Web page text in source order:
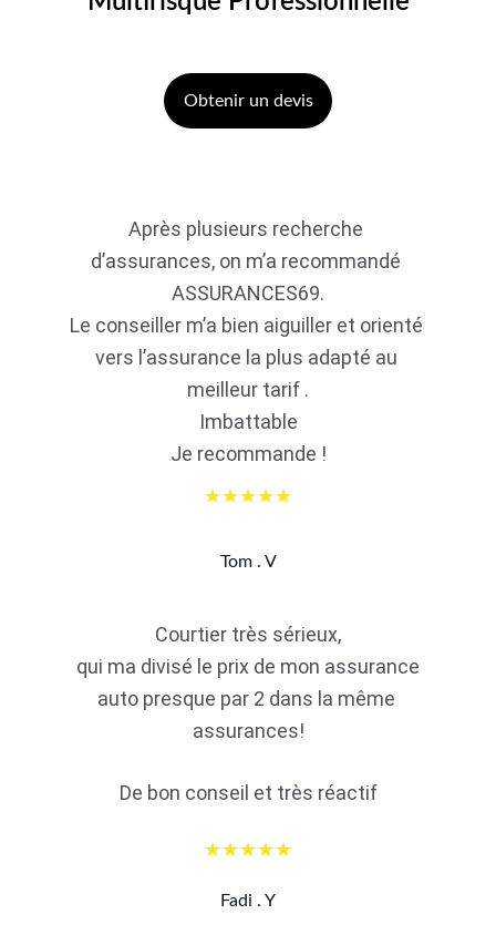
Obtenir un devis
Après plusieurs recherche
d’assurances, on m’a recommandé
ASSURANCES69.
Le conseiller m’a bien aiguiller et orienté
vers l’assurance la plus adapté au
meilleur tarif .
Imbattable
Je recommande !
Tom . V
★★★★★
★★★★★
Courtier très sérieux,
auto presque par 2 dans la même
assurances!
De bon conseil et très réactif
Fadi . Y